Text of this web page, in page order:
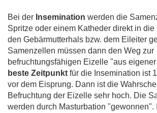
Bei der Insemination werden die
Spritze oder einem Katheder direkt in die
den Gebärmutterhals bzw. dem Eileiter
Samenzellen müssen dann den Weg zur
befruchtungsfähigen Eizelle "aus
beste Zeitpunkt für die Insemination ist
vor dem Eisprung. Dann ist die
Befruchtung der Eizelle sehr hoch. Die
werden durch Masturbation "gewonnen".